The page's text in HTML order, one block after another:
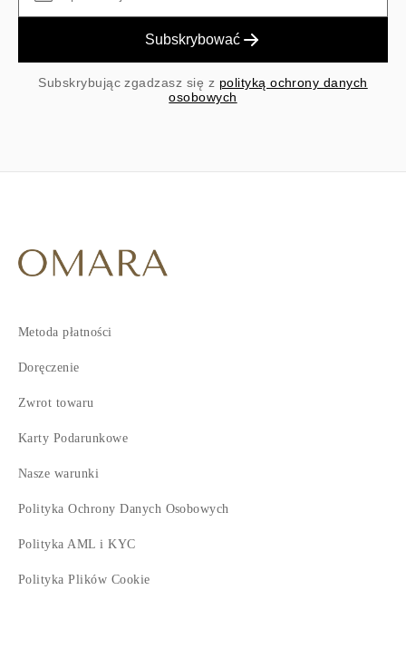
Subskrybować
Subskrybując zgadzasz się z polityką ochrony danych
osobowych
Metoda płatności
Doręczenie
Zwrot towaru
Karty Podarunkowe
Nasze warunki
Polityka Ochrony Danych Osobowych
Polityka AML i KYC
Polityka Plików Cookie